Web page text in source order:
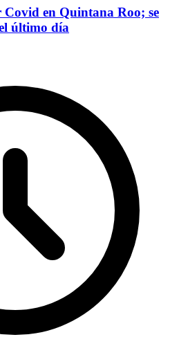
en Quintana Roo; se
último día